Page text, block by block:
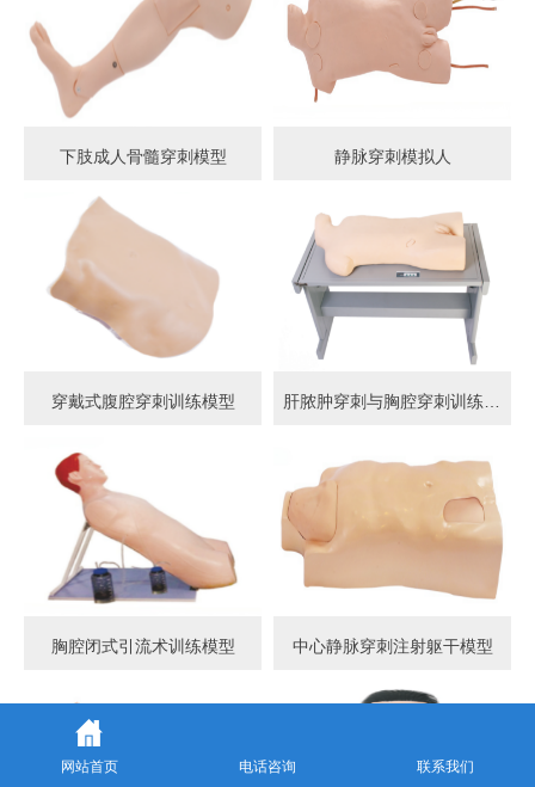
下肢成人骨髓穿刺模型 静脉穿刺模拟人
穿戴式腹腔穿刺训练模型
胸腔闭式引流术训练模型 中心静脉穿刺注射躯干模型
网站首页 电话咨询 联系我们